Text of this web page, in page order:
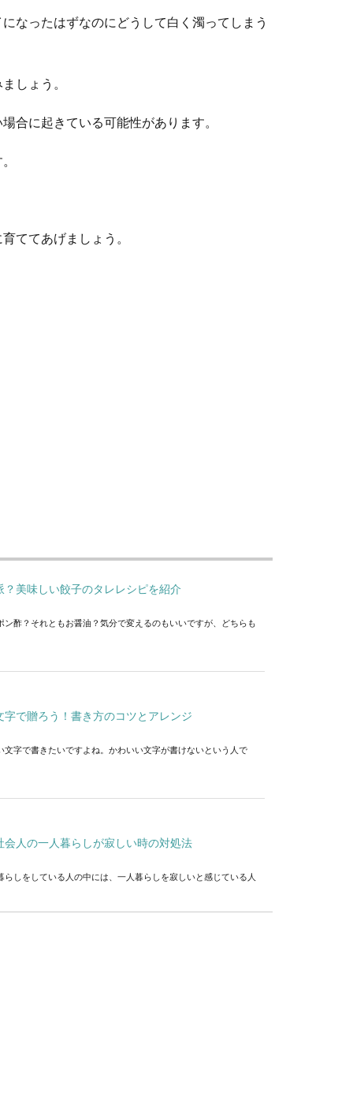
なったはずなのにどうして白く濁ってしまう
しょう。
合に起きている可能性があります。
ててあげましょう。
美味しい餃子のタレレシピを紹介
酢？それともお醤油？気分で変えるのもいいですが、どちらも
で贈ろう！書き方のコツとアレンジ
文字で書きたいですよね。かわいい文字が書けないという人で
人の一人暮らしが寂しい時の対処法
しをしている人の中には、一人暮らしを寂しいと感じている人